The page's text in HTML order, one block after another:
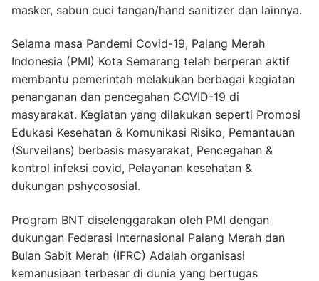
masker, sabun cuci tangan/hand sanitizer dan lainnya.
Selama masa Pandemi Covid-19, Palang Merah
Indonesia (PMI) Kota Semarang telah berperan aktif
membantu pemerintah melakukan berbagai kegiatan
penanganan dan pencegahan COVID-19 di
masyarakat. Kegiatan yang dilakukan seperti Promosi
Edukasi Kesehatan & Komunikasi Risiko, Pemantauan
(Surveilans) berbasis masyarakat, Pencegahan &
kontrol infeksi covid, Pelayanan kesehatan &
dukungan pshycososial.
Program BNT diselenggarakan oleh PMI dengan
dukungan Federasi Internasional Palang Merah dan
Bulan Sabit Merah (IFRC) Adalah organisasi
kemanusiaan terbesar di dunia yang bertugas